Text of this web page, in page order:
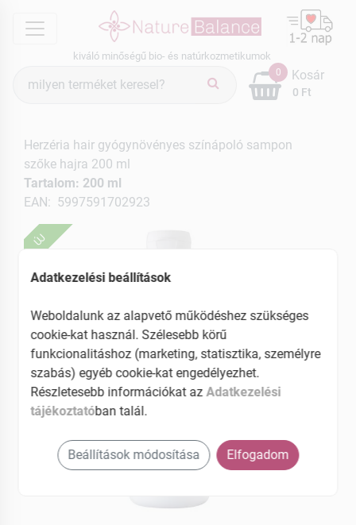
menu
kiváló minőségű bio- és natúrkozmetikumok
keresés
0
0 Ft
Kosár
ÚJ
Herzéria hair gyógynövényes színápoló sampon
szőke hajra 200 ml
Tartalom: 200 ml
EAN: 5997591702923
Adatkezelési beállítások
Weboldalunk az alapvető működéshez szükséges
cookie-kat használ. Szélesebb körű
funkcionalitáshoz (marketing, statisztika, személyre
szabás) egyéb cookie-kat engedélyezhet.
Részletesebb információkat azAdatkezelési
tájékoztatóban talál.
Beállítások módosítása Elfogadom